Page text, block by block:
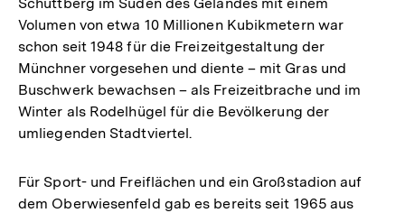
Volumen von etwa 10 Millionen Kubikmetern war
schon seit 1948 für die Freizeitgestaltung der
Münchner vorgesehen und diente – mit Gras und
Buschwerk bewachsen – als Freizeitbrache und im
Winter als Rodelhügel für die Bevölkerung der
umliegenden Stadtviertel.
Für Sport- und Freiflächen und ein Großstadion auf
dem Oberwiesenfeld gab es bereits seit 1965 aus